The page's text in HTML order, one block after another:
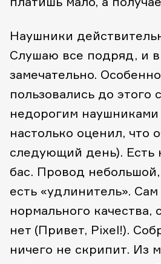
Наушники
Слушаю все подряд, и в
замечательно.
пользовались до этого
недорогим
настолько оценил, что
следующий день). Есть
бас. Провод
есть «удлинитель».
нормального качества,
нет (Привет, Pixel!).
ничего не скрипит. Из